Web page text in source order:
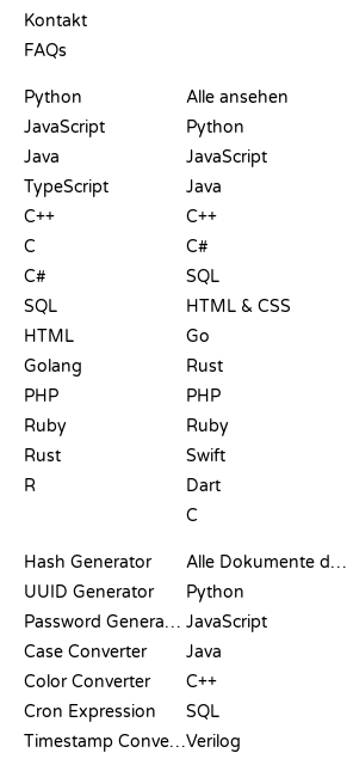
Kontakt
FAQs
Python
JavaScript
Java
TypeScript
C++
C
C#
SQL
HTML
Golang
PHP
Ruby
Rust
R
Alle ansehen
Python
JavaScript
Java
C++
C#
SQL
HTML & CSS
Go
Rust
PHP
Ruby
Swift
Dart
C
Hash Generator
UUID Generator
Password Generator
Case Converter
Color Converter
Cron Expression
Timestamp Converter
Alle Dokumente durchsuchen
Python
JavaScript
Java
C++
SQL
Verilog